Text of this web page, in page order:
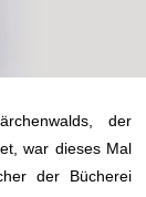
der
war dieses Mal
der Bücherei